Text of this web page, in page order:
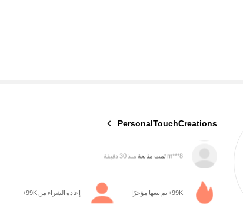
PersonalTouchCreations
4.90
95K متابعون
99K+ تم بيعها مؤخرًا إعادة الشراء من 99K+